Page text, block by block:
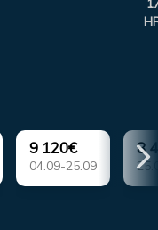
9 120€
04.09-25.09
8